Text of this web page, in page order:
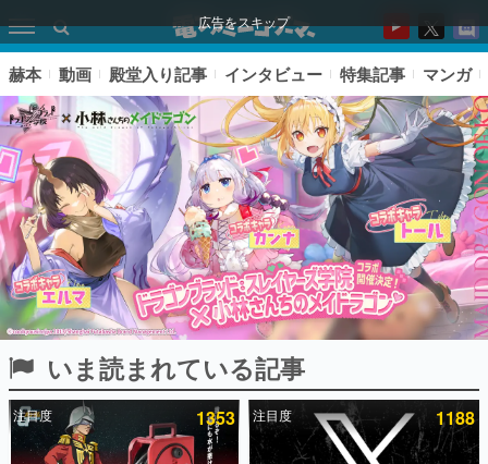
広告をスキップ
ピックアップ
電ファミのいま読まれている記事ランキング
赫本 動画 殿堂入り記事 インタビュー 特集記事 マンガ
いま読まれている記事
注目度 1353 注目度 1188